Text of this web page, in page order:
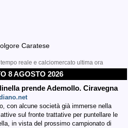
Caratese
reale e calciomercato ultima ora
8 AGOSTO 2026
prende Ademollo. Ciravegna
con alcune società già immerse nella
sul fronte trattative per puntellare le
in vista del prossimo campionato di